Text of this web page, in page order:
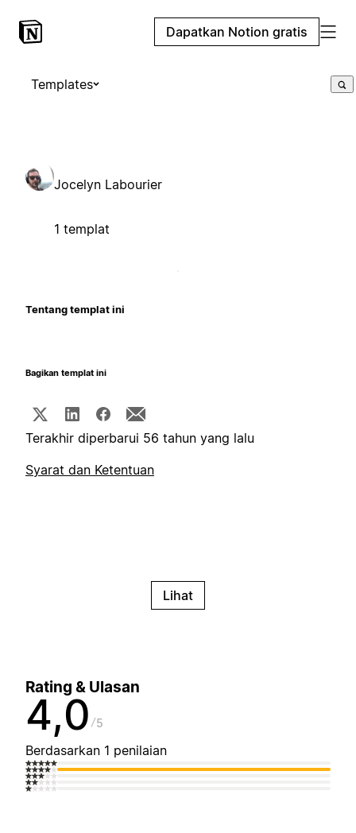
Dapatkan Notion gratis
Templates
Jocelyn Labourier
1 templat
Tentang templat ini
Bagikan templat ini
Terakhir diperbarui 56 tahun yang lalu
Syarat dan Ketentuan
Lihat
Rating & Ulasan
4,0 5
Berdasarkan 1 penilaian